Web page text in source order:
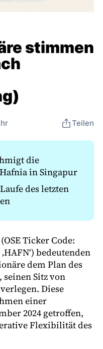
stimmen
Teilen
die
in Singapur
des letzten
Ticker Code:
bedeutenden
dem Plan des
Sitz von
Diese
einer
2024 getroffen,
Flexibilität des